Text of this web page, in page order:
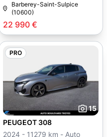
22 990 €
Barberey-Saint-Sulpice
(10600)
PRO
15
PEUGEOT 308
2024 - 11279 km - Auto